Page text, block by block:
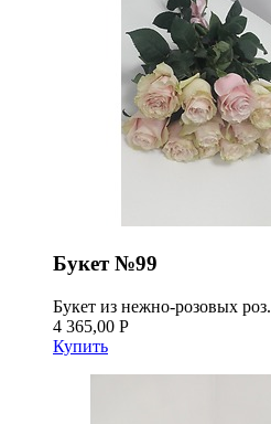
Букет №99
Букет из нежно-розовых роз.
4 365,00 Р
Купить